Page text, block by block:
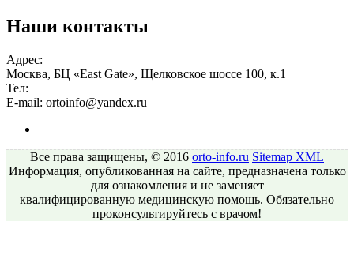
Наши контакты
Адрес:
Москва, БЦ «East Gate», Щелковское шоссе 100, к.1
Тел:
E-mail: ortoinfo@yandex.ru
Все права защищены, © 2016 orto-info.ru Sitemap XML
Информация, опубликованная на сайте, предназначена только
для ознакомления и не заменяет
квалифицированную медицинскую помощь. Обязательно
проконсультируйтесь с врачом!